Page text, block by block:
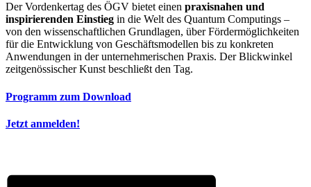
Der Vordenkertag des ÖGV bietet einen praxisnahen und
inspirierenden Einstieg in die Welt des Quantum Computings –
von den wissenschaftlichen Grundlagen, über Fördermöglichkeiten
für die Entwicklung von Geschäftsmodellen bis zu konkreten
Anwendungen in der unternehmerischen Praxis. Der Blickwinkel
zeitgenössischer Kunst beschließt den Tag.
Programm zum Download
Jetzt anmelden!